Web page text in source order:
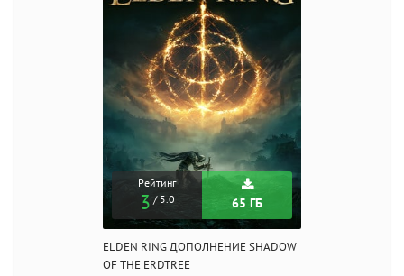
Рейтинг
3 / 5.0 65 ГБ
ELDEN RING ДОПОЛНЕНИЕ SHADOW
OF THE ERDTREE